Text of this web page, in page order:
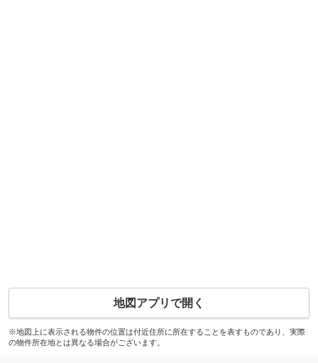
地図アプリで開く
※地図上に表示される物件の位置は付近住所に所在することを表すものであり、実際
の物件所在地とは異なる場合がございます。